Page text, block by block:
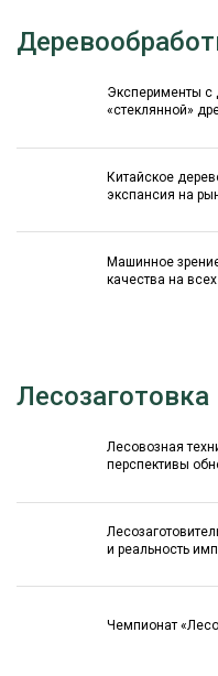
Эксперименты с
«стеклянной»
Китайское
экспансия на
Машинное
качества на
Лесозаготовка
Лесовозная
перспективы
и реальность
Чемпионат